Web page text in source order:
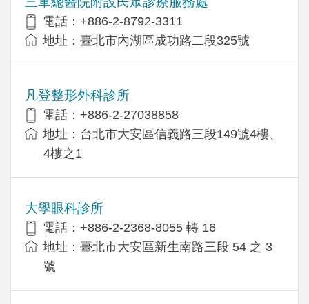
電話：+886-2-8792-3311
地址：臺北市內湖區成功路二段325號
凡登整形外科診所
電話：+886-2-27038858
地址：台北市大安區信義路三段149號4樓、
4樓之1
大學眼科診所
電話：+886-2-2368-8055 轉 16
地址：臺北市大安區新生南路三段 54 之 3
號